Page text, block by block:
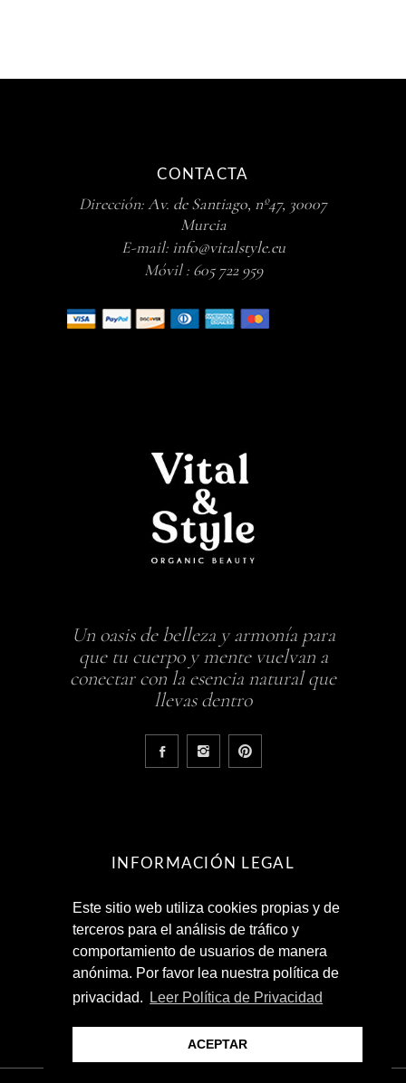
Este sitio web utiliza cookies propias y de
terceros para el análisis de tráfico y
comportamiento de usuarios de manera
anónima. Por favor lea nuestra política de
privacidad.
Leer Política de Privacidad
ACEPTAR
CONTACTA
Dirección:Av. de Santiago, nº47, 30007
Murcia
E-mail: info@vitalstyle.eu
Móvil : 605 722 959
Un oasis de belleza y armonía para
que tu cuerpo y mente vuelvan a
conectar con la esencia natural que
llevas dentro
INFORMACIÓN LEGAL
Aviso Legal
Política de Privacidad
Términos y Condiciones